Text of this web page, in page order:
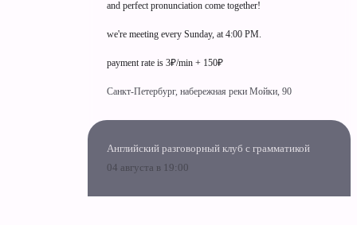
and perfect pronunciation come together!
we're meeting every Sunday, at 4:00 PM.
payment rate is 3₽/min + 150₽
Санкт-Петербург, набережная реки Мойки, 90
Английский разговорный клуб с грамматикой
04 августа в 19:00